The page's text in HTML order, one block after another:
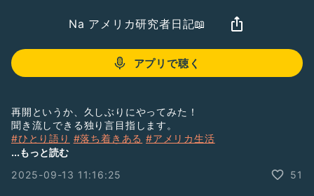
Na アメリカ研究者日記📖
アプリで聴く
再開というか、久しぶりにやってみた！
聞き流しできる独り言目指します。
#ひとり語り #落ち着きある #アメリカ生活
#アメリカ一人暮らし
...もっと読む
2025-09-13 11:16:25
51